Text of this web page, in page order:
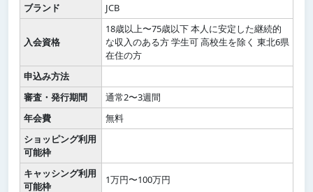
ブランド
JCB
入会資格
18歳以上〜75歳以下 本人に安定した継続的
な収入のある方 学生可 高校生を除く 東北6県
在住の方
申込み方法
審査・発行期間
通常2〜3週間
年会費
無料
ショッピング利用
可能枠
キャッシング利用
可能枠
1万円〜100万円